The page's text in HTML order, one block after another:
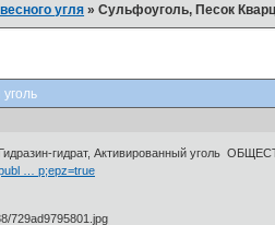
угля »Сульфоуголь, Песок
Гидразин-гидрат, Активированный
… p;epz=true